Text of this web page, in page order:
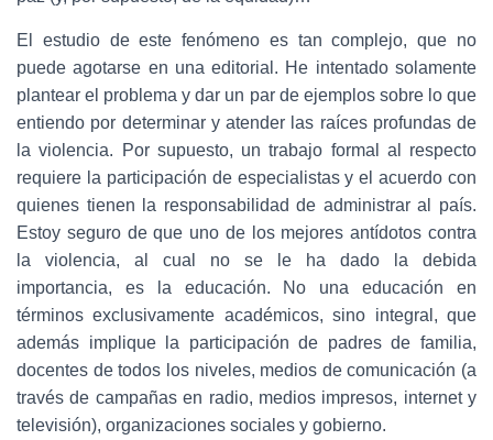
El estudio de este fenómeno es tan complejo, que no
puede agotarse en una editorial. He intentado solamente
plantear el problema y dar un par de ejemplos sobre lo que
entiendo por determinar y atender las raíces profundas de
la violencia. Por supuesto, un trabajo formal al respecto
requiere la participación de especialistas y el acuerdo con
quienes tienen la responsabilidad de administrar al país.
Estoy seguro de que uno de los mejores antídotos contra
la violencia, al cual no se le ha dado la debida
importancia, es la educación. No una educación en
términos exclusivamente académicos, sino integral, que
además implique la participación de padres de familia,
docentes de todos los niveles, medios de comunicación (a
través de campañas en radio, medios impresos, internet y
televisión), organizaciones sociales y gobierno.